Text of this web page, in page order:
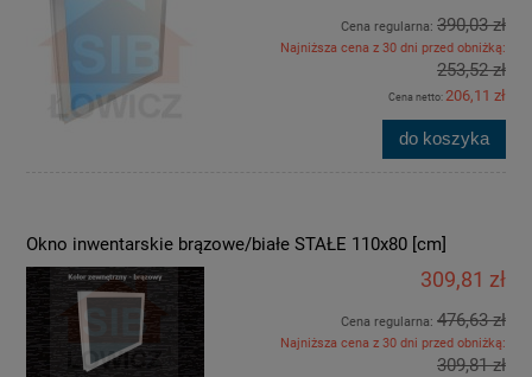
Cena regularna: 390,03 zł
Najniższa cena z 30 dni przed obniżką:
253,52 zł
Cena netto:206,11 zł
do koszyka
Okno inwentarskie brązowe/białe STAŁE 110x80 [cm]
309,81 zł
Cena regularna: 476,63 zł
Najniższa cena z 30 dni przed obniżką:
309,81 zł